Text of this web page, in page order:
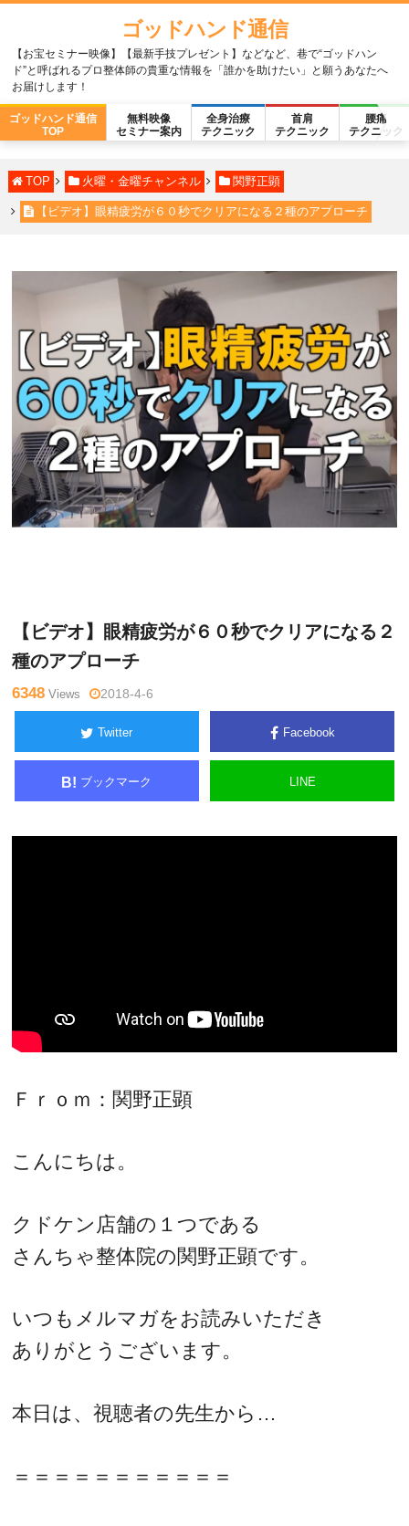
ゴッドハンド通信
【お宝セミナー映像】【最新手技プレゼント】などなど、巷で“ゴッドハン
ド”と呼ばれるプロ整体師の貴重な情報を「誰かを助けたい」と願うあなたへ
お届けします！
ゴッドハンド通信
TOP
無料映像
セミナー案内
全身治療
テクニック
首肩
テクニック
腰痛
テクニック
TOP 火曜・金曜チャンネル 関野正顕
【ビデオ】眼精疲労が６０秒でクリアになる２種のアプローチ
【ビデオ】眼精疲労が６０秒でクリアになる２
種のアプローチ
6348 Views 2018-4-6
Twitter Facebook
B! ブックマーク LINE
Ｆｒｏｍ：関野正顕
こんにちは。
クドケン店舗の１つである
さんちゃ整体院の関野正顕です。
いつもメルマガをお読みいただき
ありがとうございます。
本日は、視聴者の先生から…
＝＝＝＝＝＝＝＝＝＝＝